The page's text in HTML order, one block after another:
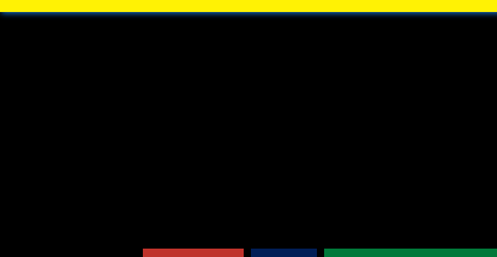
content